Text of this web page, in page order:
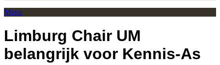
Menu
Limburg Chair UM
belangrijk voor Kennis-As